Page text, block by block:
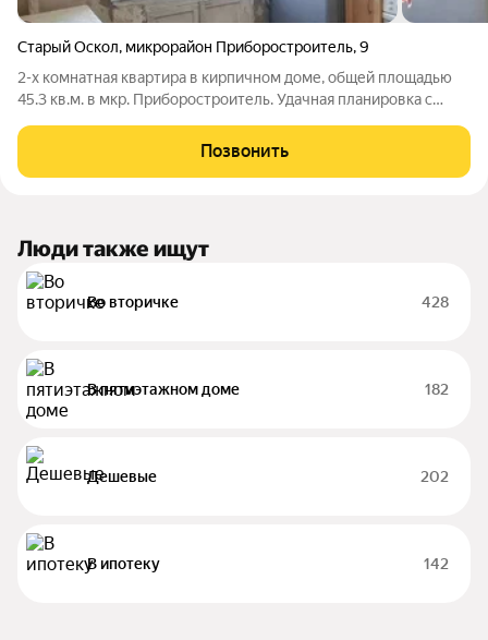
Старый Оскол, микрорайон Приборостроитель,9
2-х комнатная квартира в кирпичном доме, общей площадью
45.3 кв.м. в мкр. Приборостроитель. Удачная планировка с
функционально увеличивает пространство и дает
возможность рационально
Позвонить
Люди также ищут
Во вторичке 428
В пятиэтажном доме 182
Дешевые 202
В ипотеку 142